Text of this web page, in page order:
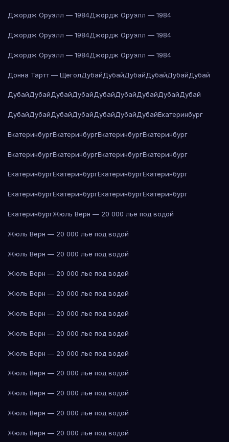
Джордж Оруэлл — 1984Джордж Оруэлл — 1984
Джордж Оруэлл — 1984Джордж Оруэлл — 1984
Джордж Оруэлл — 1984Джордж Оруэлл — 1984
Донна Тартт — ЩеголДубайДубайДубайДубайДубайДубай
ДубайДубайДубайДубайДубайДубайДубайДубайДубай
ДубайДубайДубайДубайДубайДубайДубайЕкатеринбург
ЕкатеринбургЕкатеринбургЕкатеринбургЕкатеринбург
ЕкатеринбургЕкатеринбургЕкатеринбургЕкатеринбург
ЕкатеринбургЕкатеринбургЕкатеринбургЕкатеринбург
ЕкатеринбургЕкатеринбургЕкатеринбургЕкатеринбург
ЕкатеринбургЖюль Верн — 20 000 лье под водой
Жюль Верн — 20 000 лье под водой
Жюль Верн — 20 000 лье под водой
Жюль Верн — 20 000 лье под водой
Жюль Верн — 20 000 лье под водой
Жюль Верн — 20 000 лье под водой
Жюль Верн — 20 000 лье под водой
Жюль Верн — 20 000 лье под водой
Жюль Верн — 20 000 лье под водой
Жюль Верн — 20 000 лье под водой
Жюль Верн — 20 000 лье под водой
Жюль Верн — 20 000 лье под водой